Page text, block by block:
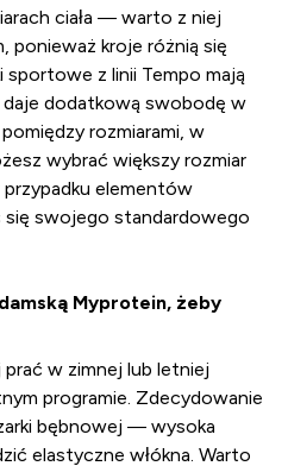
ciała — warto z niej
ponieważ kroje różnią się
sportowe z linii Tempo mają
daje dodatkową swobodę w
rozmiarami, w
wybrać większy rozmiar
elementów
swojego standardowego
Myprotein, żeby
w zimnej lub letniej
programie. Zdecydowanie
bębnowej — wysoka
elastyczne włókna. Warto